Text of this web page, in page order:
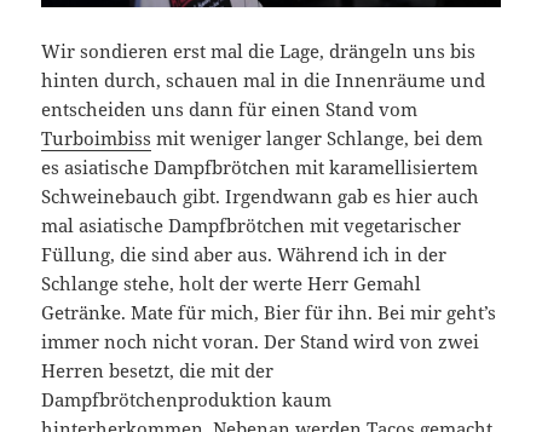
Wir sondieren erst mal die Lage, drängeln uns bis
hinten durch, schauen mal in die Innenräume und
entscheiden uns dann für einen Stand vom
Turboimbiss mit weniger langer Schlange, bei dem
es asiatische Dampfbrötchen mit karamellisiertem
Schweinebauch gibt. Irgendwann gab es hier auch
mal asiatische Dampfbrötchen mit vegetarischer
Füllung, die sind aber aus. Während ich in der
Schlange stehe, holt der werte Herr Gemahl
Getränke. Mate für mich, Bier für ihn. Bei mir geht’s
immer noch nicht voran. Der Stand wird von zwei
Herren besetzt, die mit der
Dampfbrötchenproduktion kaum